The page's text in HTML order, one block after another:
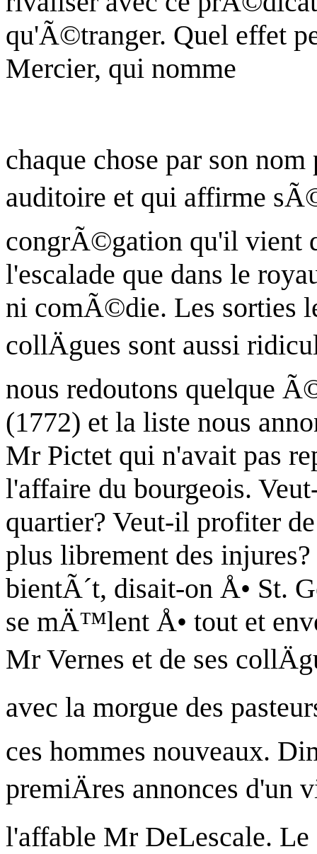
qu'Ã©tranger. Quel effet
Mercier, qui nomme
chaque chose par son
auditoire et qui affirme
congrÃ©gation qu'il vient
l'escalade que dans le
ni comÃ©die. Les sorties
collÄgues sont aussi
nous redoutons quelque
(1772) et la liste nous
Mr Pictet qui n'avait pas
l'affaire du bourgeois.
quartier? Veut-il profiter
plus librement des
bientÃ´t, disait-on Å• St.
se mÄ™lent Å• tout et
Mr Vernes et de ses
avec la morgue des
ces hommes nouveaux.
premiÄres annonces
l'affable Mr DeLescale.